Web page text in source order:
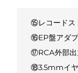
⑮レコードス
⑯EP盤アダ
⑰RCA外部出
⑱3.5mmイヤ